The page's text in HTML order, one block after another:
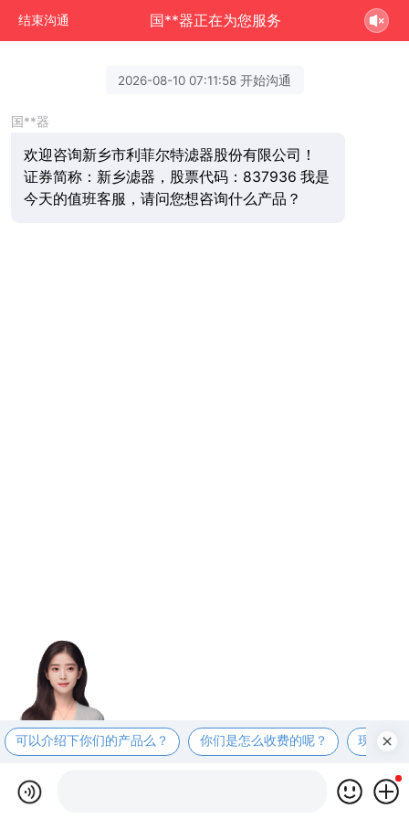
结束沟通 国**器正在为您服务
2026-08-10 07:11:58 开始沟通
国**器
欢迎咨询新乡市利菲尔特滤器股份有限公司！
证券简称：新乡滤器，股票代码：837936 我是
今天的值班客服，请问您想咨询什么产品？
可以介绍下你们的产品么？ 你们是怎么收费的呢？ 现在有